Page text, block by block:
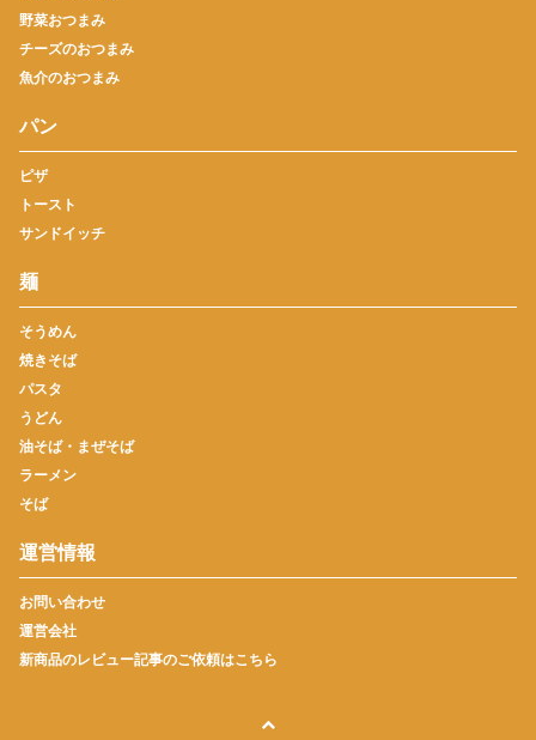
野菜おつまみ
チーズのおつまみ
魚介のおつまみ
パン
ピザ
トースト
サンドイッチ
麺
そうめん
焼きそば
パスタ
うどん
油そば・まぜそば
ラーメン
そば
運営情報
お問い合わせ
運営会社
新商品のレビュー記事のご依頼はこちら